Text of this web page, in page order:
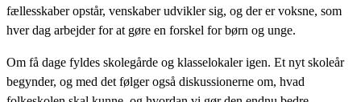
fællesskaber opstår, venskaber udvikler sig, og der er voksne, som
hver dag arbejder for at gøre en forskel for børn og unge.
Om få dage fyldes skolegårde og klasselokaler igen. Et nyt skoleår
begynder, og med det følger også diskussionerne om, hvad